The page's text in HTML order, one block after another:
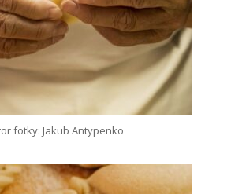
fotky: Jakub Antypenko